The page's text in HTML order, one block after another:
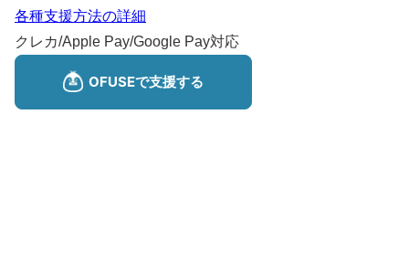
各種支援方法の詳細
クレカ/Apple Pay/Google Pay対応